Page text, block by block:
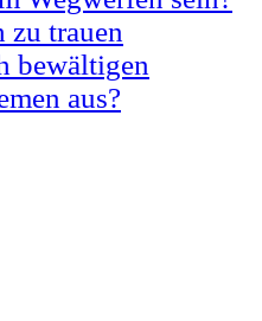
zu trauen
bewältigen
aus?